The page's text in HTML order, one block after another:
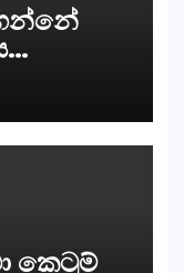
වේ.
කෙටුම්